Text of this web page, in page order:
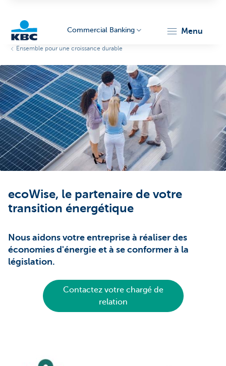
Corporate
Commercial Banking menu
Ensemble pour une croissance durable
ecoWise, le partenaire de votre
transition énergétique
Nous aidons votre entreprise à réaliser des
économies d'énergie et à se conformer à la
législation.
Contactez votre chargé de
relation